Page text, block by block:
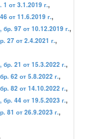
1 от 3.1.2019 г.,
от 11.6.2019 г.,
бр. 97 от 10.12.2019 г.,
27 от 2.4.2021 г.,
бр. 21 от 15.3.2022 г.,
62 от 5.8.2022 г.,
82 от 14.10.2022 г.,
бр. 44 от 19.5.2023 г.,
81 от 26.9.2023 г.,